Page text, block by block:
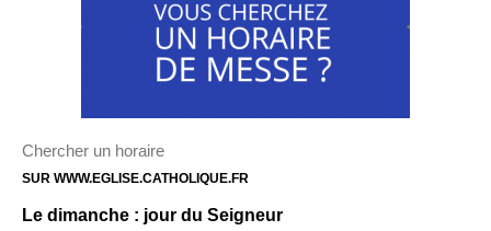
Chercher un horaire
SUR WWW.EGLISE.CATHOLIQUE.FR
Le dimanche : jour du Seigneur